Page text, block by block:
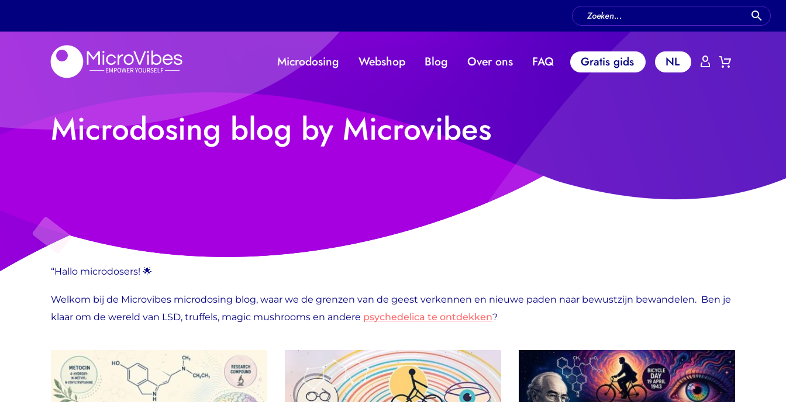
Microdosing Webshop Blog Over ons FAQ Gratis gids NL
Microdosing blog by Microvibes
“Hallo microdosers! 🌟
Welkom bij de Microvibes microdosing blog, waar we de grenzen van de geest verkennen en nieuwe paden naar bewustzijn bewandelen. Ben je
klaar om de wereld van LSD, truffels, magic mushrooms en andere psychedelica te ontdekken?